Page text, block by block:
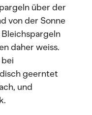
über der
von der Sonne
daher weiss.
geerntet
und